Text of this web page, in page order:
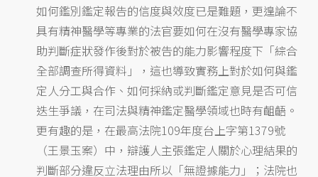
如何鑑別鑑定報告的信度與效度已是難題，更遑論不
具有精神醫學等專業的法官要如何在沒有醫學專家協
助判斷症狀發作後對於被告的能力影響程度下「綜合
全部調查所得資料」，這也導致實務上對於如何與鑑
定人分工與合作、如何採納或判斷鑑定意見是否可信
迭生爭議，在司法與精神鑑定醫學領域也時有齟齬。
更有趣的是，在最高法院109年度台上字第1379號
（王景玉案）中，辯護人主張鑑定人關於心理結果的
判斷部分違反立法理由所以「無證據能力」；法院也